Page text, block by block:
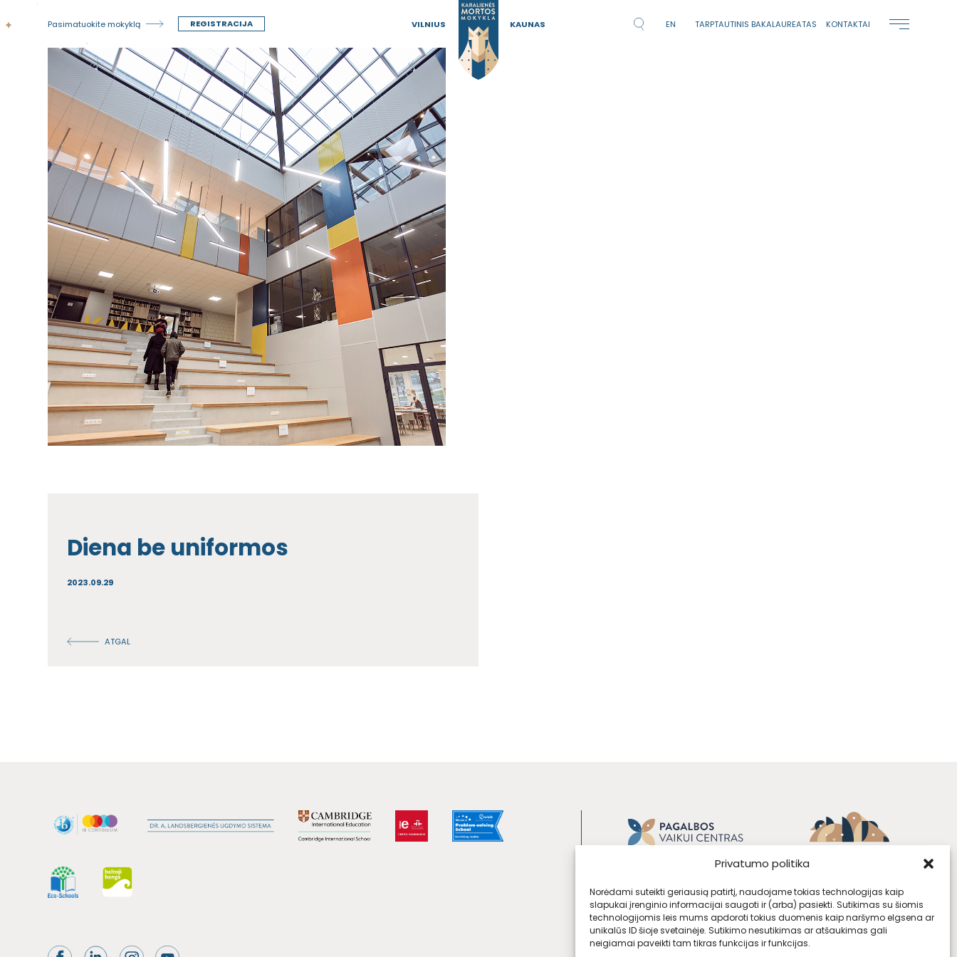
Privatumo politika
Norėdami suteikti geriausią patirtį, naudojame tokias technologijas kaip
slapukai įrenginio informacijai saugoti ir (arba) pasiekti. Sutikimas su šiomis
technologijomis leis mums apdoroti tokius duomenis kaip naršymo elgsena ar
unikalūs ID šioje svetainėje. Sutikimo nesutikimas ar atšaukimas gali
neigiamai paveikti tam tikras funkcijas ir funkcijas.
Pasimatuokite mokyklą REGISTRACIJA VILNIUS KAUNAS EN TARPTAUTINIS BAKALAUREATAS KONTAKTAI
Diena be uniformos
2023.09.29
ATGAL